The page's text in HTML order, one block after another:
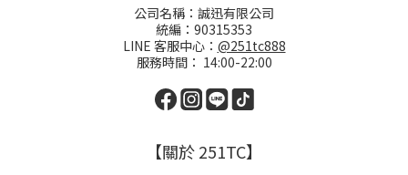
公司名稱：誠迅有限公司
統編：90315353
LINE 客服中心： @251tc888
服務時間： 14:00-22:00
【關於 251TC】